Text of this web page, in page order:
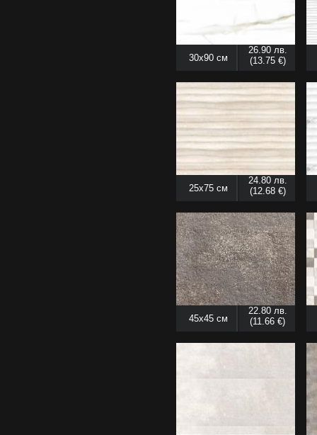
30x90 см
26.90 лв.
(13.75 €)
25x75 см
24.80 лв.
(12.68 €)
45x45 см
22.80 лв.
(11.66 €)